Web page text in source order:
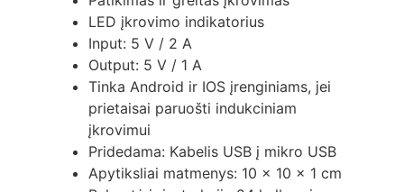
LED įkrovimo indikatorius
Input: 5 V / 2 A
Output: 5 V / 1 A
Tinka Android ir IOS įrenginiams, jei
prietaisai paruošti indukciniam
įkrovimui
Pridedama: Kabelis USB į mikro USB
Apytiksliai matmenys: 10 x 10 x 1 cm